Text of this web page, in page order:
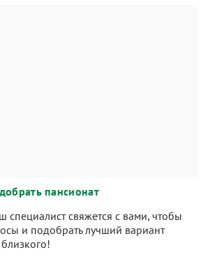
пансионат
специалист свяжется с вами, чтобы
и подобрать лучший вариант